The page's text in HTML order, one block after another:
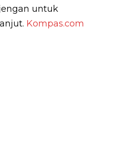
untuk
Kompas.com